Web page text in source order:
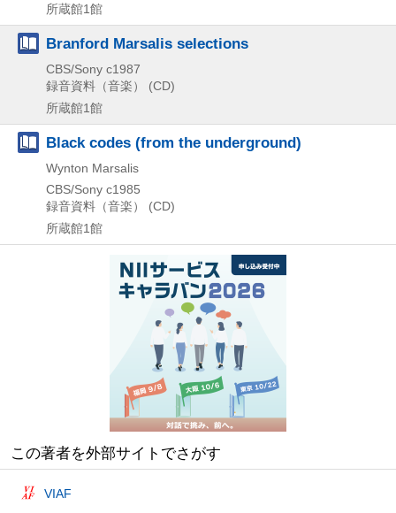
所蔵館1館
Branford Marsalis selections
CBS/Sony c1987
録音資料（音楽） (CD)
所蔵館1館
Black codes (from the underground)
Wynton Marsalis
CBS/Sony c1985
録音資料（音楽） (CD)
所蔵館1館
この著者を外部サイトでさがす
VIAF